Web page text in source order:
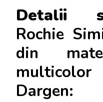
Detalii
Rochie
din
Dargen: